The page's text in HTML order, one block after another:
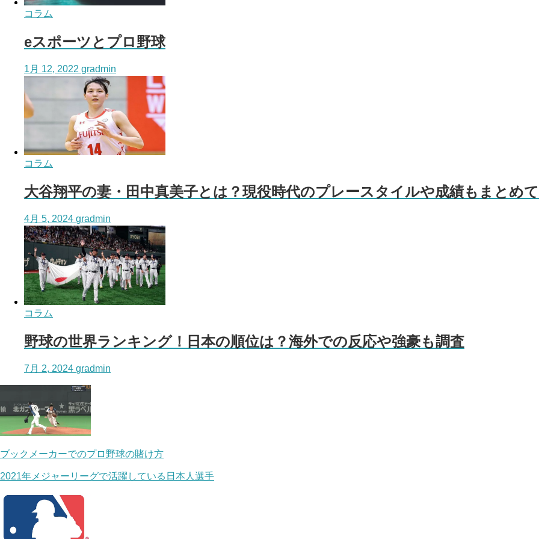
コラム
eスポーツとプロ野球
1月 12, 2022 gradmin
コラム
大谷翔平の妻・田中真美子とは？現役時代のプレースタイルや成績もまとめ
4月 5, 2024 gradmin
コラム
野球の世界ランキング！日本の順位は？海外での反応や強豪も調査
7月 2, 2024 gradmin
ブックメーカーでのプロ野球の賭け方
2021年メジャーリーグで活躍している日本人選手